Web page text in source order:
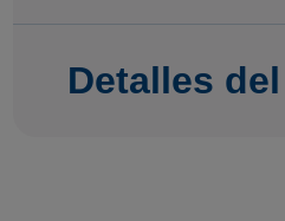
Detalles